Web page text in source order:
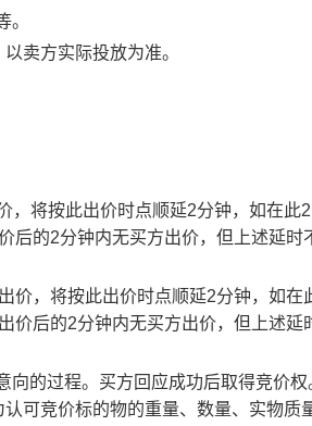
卖方实际投放为准。
，将按此出价时点顺延2分钟，如在此
后的2分钟内无买方出价，但上述延时
价，将按此出价时点顺延2分钟，如在
价后的2分钟内无买方出价，但上述延
向的过程。买方回应成功后取得竞价权
可竞价标的物的重量、数量、实物质